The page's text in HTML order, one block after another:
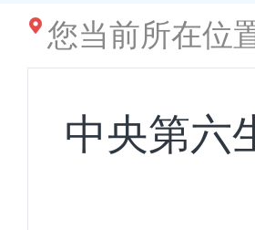
您当前所在位
中央第六